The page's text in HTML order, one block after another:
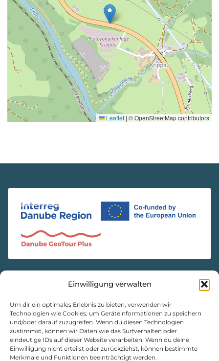
Einwilligung verwalten
Um dir ein optimales Erlebnis zu bieten, verwenden wir
Technologien wie Cookies, um Geräteinformationen zu speichern
und/oder darauf zuzugreifen. Wenn du diesen Technologien
zustimmst, können wir Daten wie das Surfverhalten oder
eindeutige IDs auf dieser Website verarbeiten. Wenn du deine
Einwilligung nicht erteilst oder zurückziehst, können bestimmte
Merkmale und Funktionen beeinträchtigt werden.
Leaflet | © OpenStreetMap contributors
Natur- und Geopark Steirische Eisenwurzen GmbH
8933 St. Gallen, Markt 35
+43 3632 7714
naturpark@eisenwurzen.com